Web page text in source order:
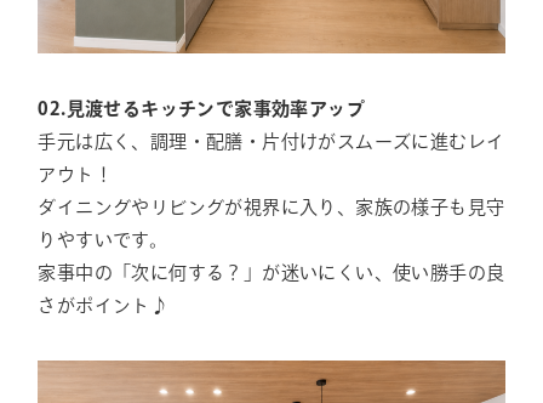
02.見渡せるキッチンで家事効率アップ
手元は広く、調理・配膳・片付けがスムーズに進むレイ
アウト！
ダイニングやリビングが視界に入り、家族の様子も見守
りやすいです。
家事中の「次に何する？」が迷いにくい、使い勝手の良
さがポイント♪